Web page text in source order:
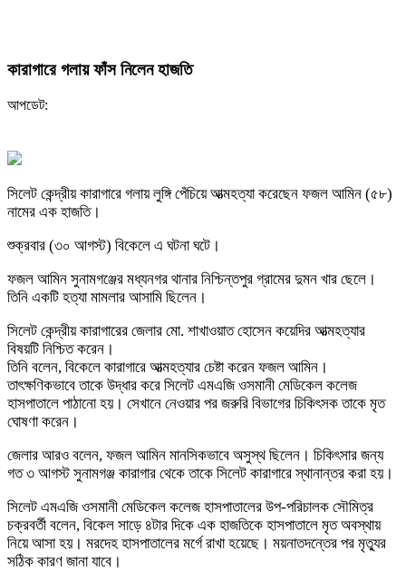
কারাগারে গলায় ফাঁস নিলেন হাজতি
আপডেট:
সিলেট কেন্দ্রীয় কারাগারে গলায় লুঙ্গি পেঁচিয়ে আত্মহত্যা করেছেন ফজল আমিন (৫৮)
নামের এক হাজতি।
শুক্রবার (৩০ আগস্ট) বিকেলে এ ঘটনা ঘটে।
ফজল আমিন সুনামগঞ্জের মধ্যনগর থানার নিশ্চিন্তপুর গ্রামের দুমন খার ছেলে।
তিনি একটি হত্যা মামলার আসামি ছিলেন।
সিলেট কেন্দ্রীয় কারাগারের জেলার মো. শাখাওয়াত হোসেন কয়েদির আত্মহত্যার
বিষয়টি নিশ্চিত করেন।
তিনি বলেন, বিকেলে কারাগারে আত্মহত্যার চেষ্টা করেন ফজল আমিন।
তাৎক্ষণিকভাবে তাকে উদ্ধার করে সিলেট এমএজি ওসমানী মেডিকেল কলেজ
হাসপাতালে পাঠানো হয়। সেখানে নেওয়ার পর জরুরি বিভাগের চিকিৎসক তাকে মৃত
ঘোষণা করেন।
জেলার আরও বলেন, ফজল আমিন মানসিকভাবে অসুস্থ ছিলেন। চিকিৎসার জন্য
গত ৩ আগস্ট সুনামগঞ্জ কারাগার থেকে তাকে সিলেট কারাগারে স্থানান্তর করা হয়।
সিলেট এমএজি ওসমানী মেডিকেল কলেজ হাসপাতালের উপ-পরিচালক সৌমিত্র
চক্রবর্তী বলেন, বিকেল সাড়ে ৪টার দিকে এক হাজতিকে হাসপাতালে মৃত অবস্থায়
নিয়ে আসা হয়। মরদেহ হাসপাতালের মর্গে রাখা হয়েছে। ময়নাতদন্তের পর মৃত্যুর
সঠিক কারণ জানা যাবে।